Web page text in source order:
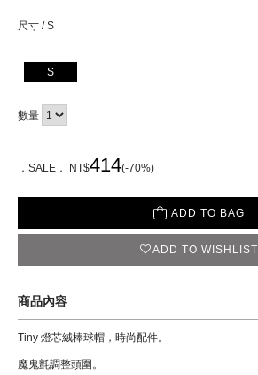
尺寸 /S
S
數量
．SALE． NT$414(-70%)
ADD TO BAG
ADD TO WISHLIST
商品內容
Tiny 燈芯絨棒球帽，時尚配件。
魔鬼氈調整頭圍。